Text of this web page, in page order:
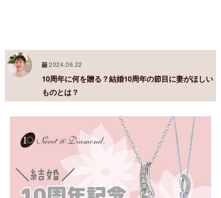
2024.06.22
10周年に何を贈る？結婚10周年の節目に妻がほしい
ものとは？